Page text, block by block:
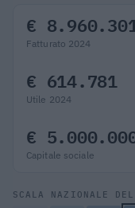
€
Fatturato 2024
€ 614.781
Utile 2024
€
Capitale sociale
SCALA NAZIONALE